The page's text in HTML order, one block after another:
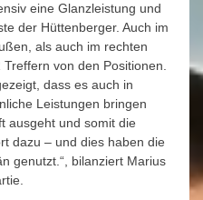
eine Glanzleistung und
der Hüttenberger. Auch im
als auch im rechten
von den Positionen.
dass es auch in
Leistungen bringen
ausgeht und somit die
dazu – und dies haben die
genutzt.“, bilanziert Marius